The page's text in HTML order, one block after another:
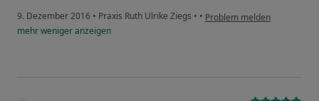
9. Dezember 2016 • Praxis Ruth Ulrike Ziegs • • Problem melden
mehrwenigeranzeigen